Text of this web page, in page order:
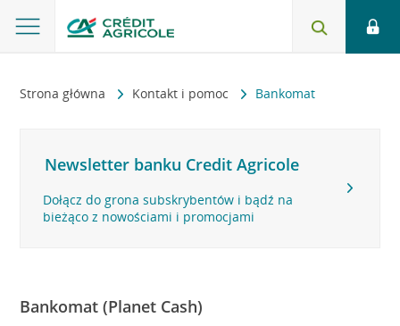
Strona główna Kontakt i pomoc Bankomat
Newsletter banku Credit Agricole
Dołącz do grona subskrybentów i bądź na
bieżąco z nowościami i promocjami
Bankomat (Planet Cash)